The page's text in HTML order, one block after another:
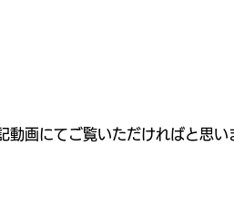
動画にてご覧いただければと思い